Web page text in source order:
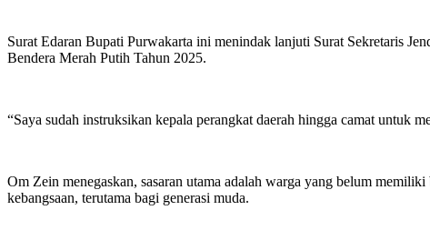
Surat Edaran Bupati Purwakarta ini menindak lanjuti Surat Sekretaris
Bendera Merah Putih Tahun 2025.
“Saya sudah instruksikan kepala perangkat daerah hingga camat untuk
Om Zein menegaskan, sasaran utama adalah warga yang belum
kebangsaan, terutama bagi generasi muda.